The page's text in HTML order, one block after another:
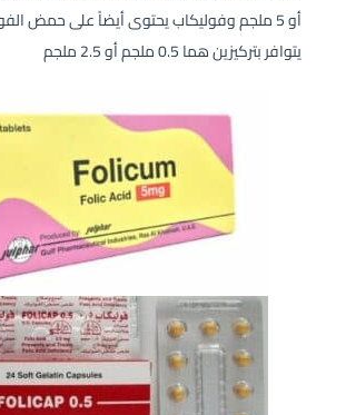
أو 5 ملجم وفوليكاب يحتوى أيضاً على حمض
يتوافر بتركيزين هما 0.5 ملجم أو 2.5 ملجم